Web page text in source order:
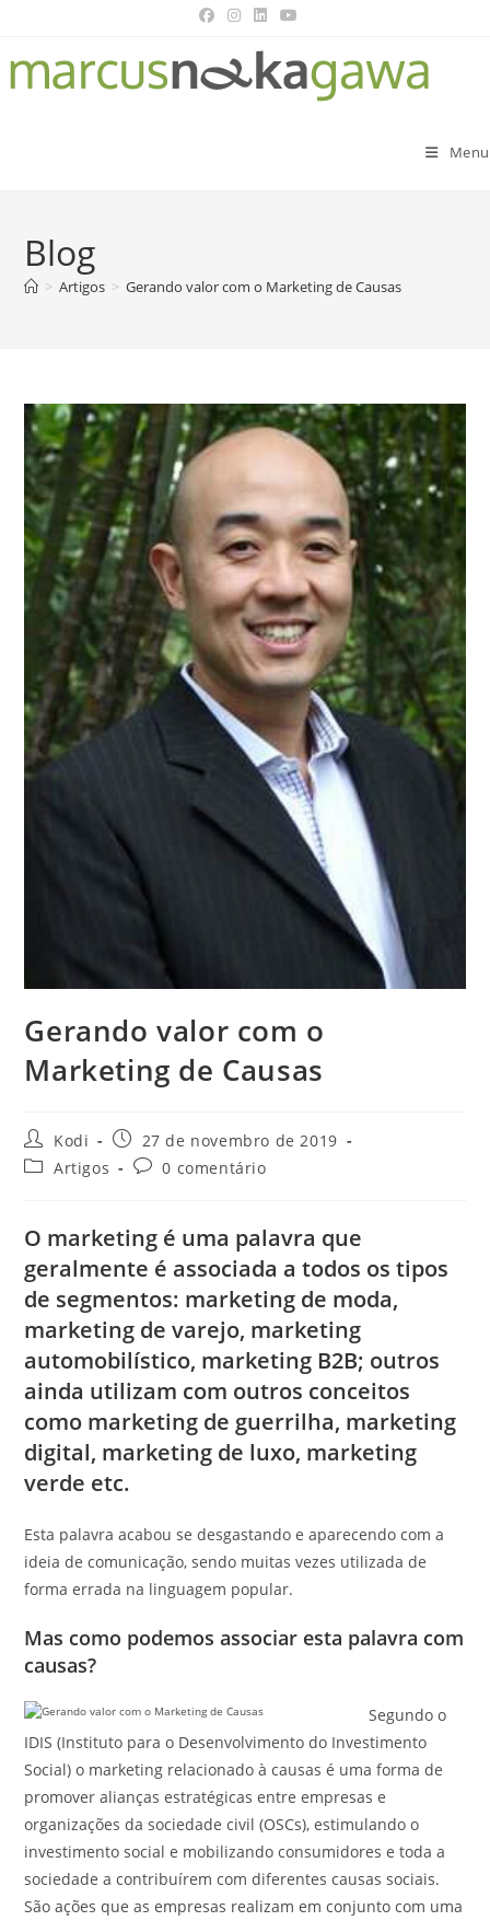
Menu
Blog
> Artigos > Gerando valor com o Marketing de Causas
Gerando valor com o
Marketing de Causas
Kodi
27 de novembro de 2019
Artigos
0 comentário
O marketing é uma palavra que
geralmente é associada a todos os tipos
de segmentos: marketing de moda,
marketing de varejo, marketing
automobilístico, marketing B2B; outros
ainda utilizam com outros conceitos
como marketing de guerrilha, marketing
digital, marketing de luxo, marketing
verde etc.
Esta palavra acabou se desgastando e aparecendo com a
ideia de comunicação, sendo muitas vezes utilizada de
forma errada na linguagem popular.
Mas como podemos associar esta palavra com
causas?
Segundo o
IDIS (Instituto para o Desenvolvimento do Investimento
Social) o marketing relacionado à causas é uma forma de
promover alianças estratégicas entre empresas e
organizações da sociedade civil (OSCs), estimulando o
investimento social e mobilizando consumidores e toda a
sociedade a contribuírem com diferentes causas sociais.
São ações que as empresas realizam em conjunto com uma